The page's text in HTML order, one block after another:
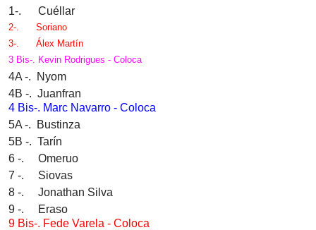
1-. Cuéllar
2-. Soriano
3-.
Álex Martín
3 Bis-. Kevin Rodrigues - Coloca
4A -. Nyom
4B -. Juanfran
4 Bis-. Marc Navarro - Coloca
5A -. Bustinza
5B -. Tarín
6 -. Omeruo
7 -. Siovas
8 -. Jonathan Silva
9 -. Eraso
9 Bis-. Fede Varela - Coloca